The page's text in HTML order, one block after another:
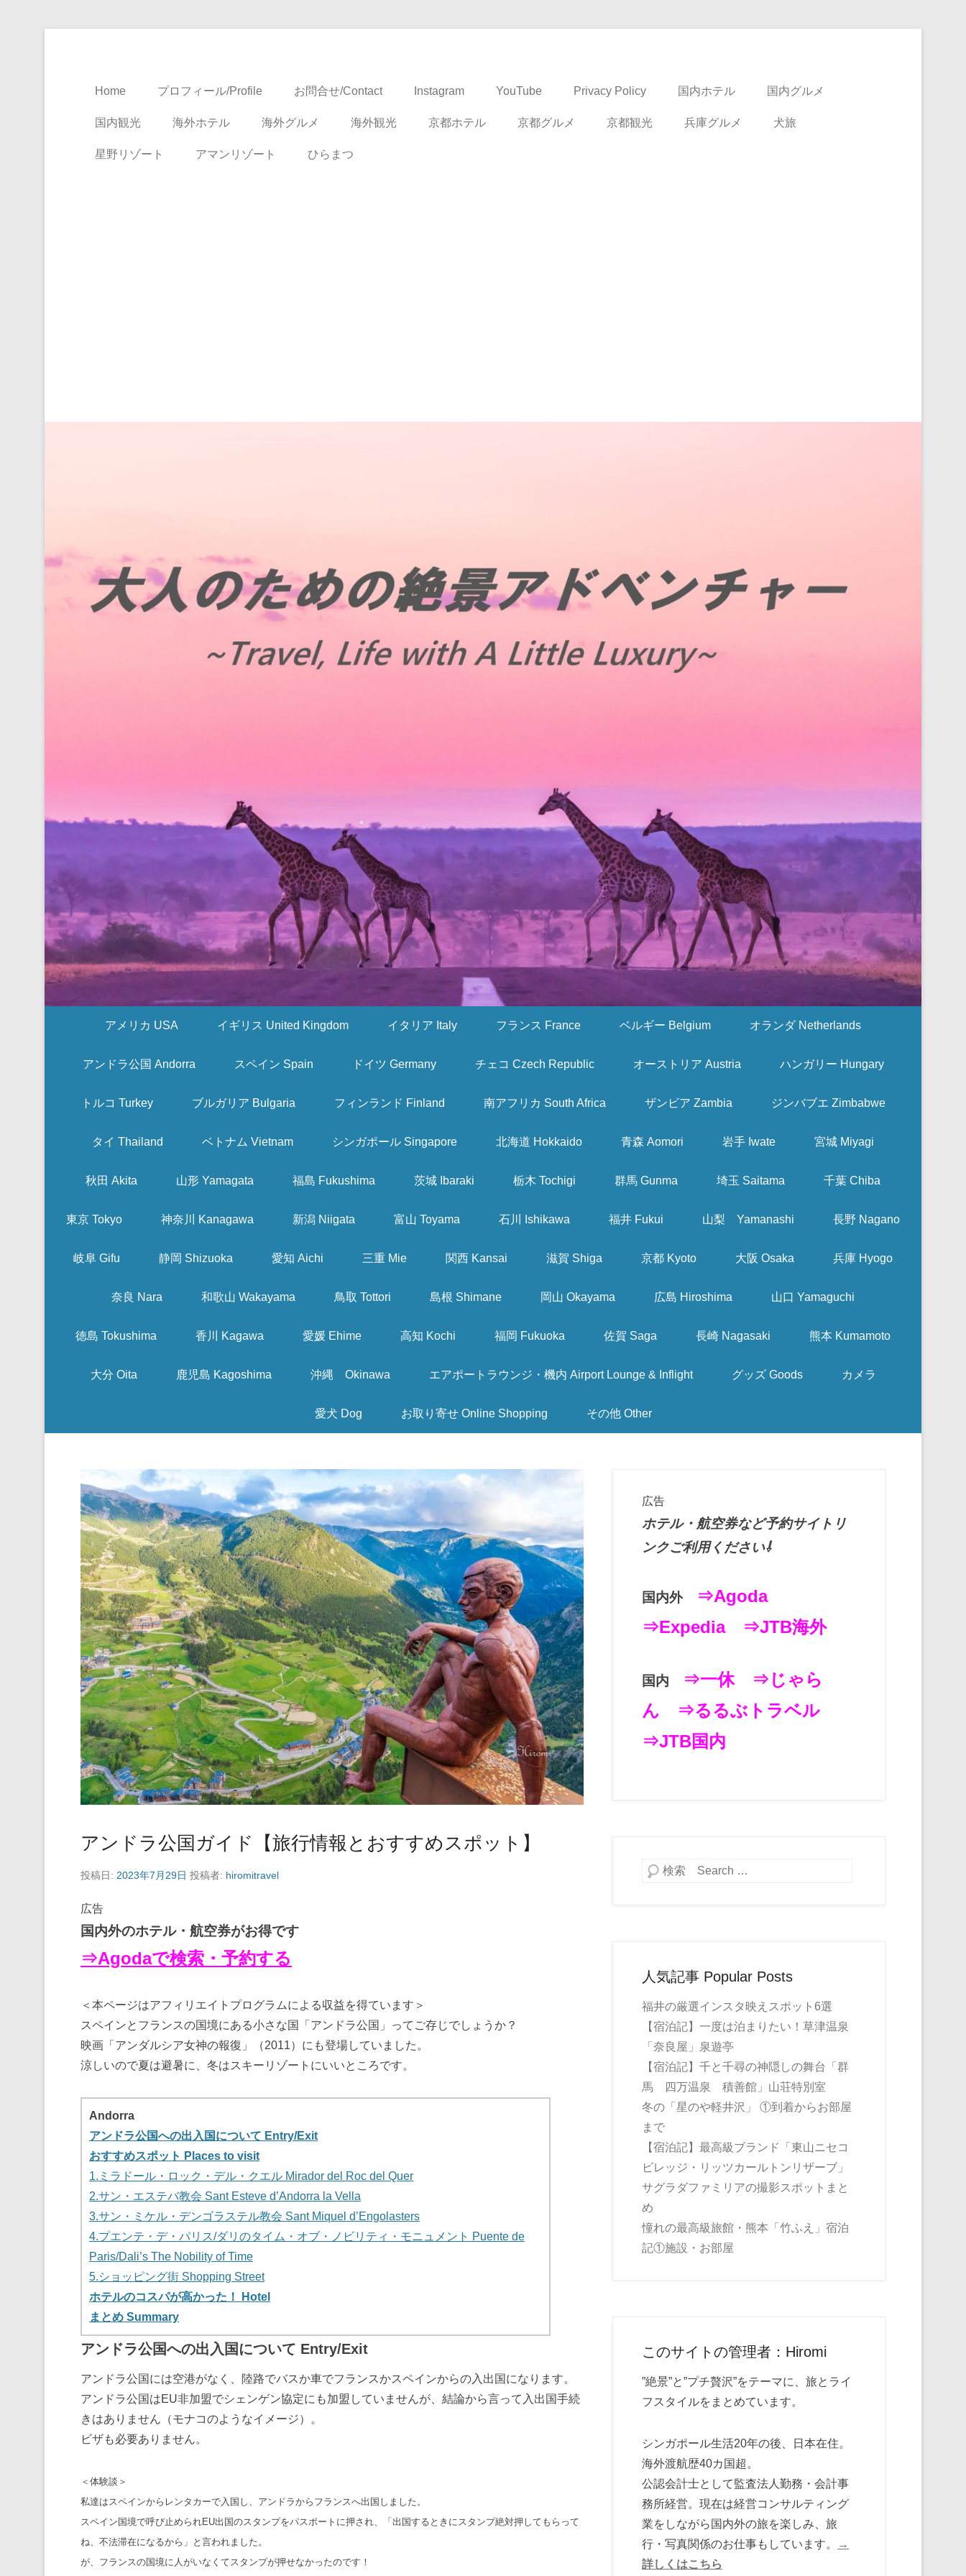
Home プロフィール/Profile お問合せ/Contact Instagram YouTube Privacy Policy 国内ホテル 国内グルメ
国内観光 海外ホテル 海外グルメ 海外観光 京都ホテル 京都グルメ 京都観光 兵庫グルメ 犬旅
星野リゾート アマンリゾート ひらまつ
アメリカ USA イギリス United Kingdom イタリア Italy フランス France ベルギー Belgium オランダ Netherlands
アンドラ公国 Andorra スペイン Spain ドイツ Germany チェコ Czech Republic オーストリア Austria ハンガリー Hungary
トルコ Turkey ブルガリア Bulgaria フィンランド Finland 南アフリカ South Africa ザンビア Zambia ジンバブエ Zimbabwe
タイ Thailand ベトナム Vietnam シンガポール Singapore 北海道 Hokkaido 青森 Aomori 岩手 Iwate 宮城 Miyagi
秋田 Akita 山形 Yamagata 福島 Fukushima 茨城 Ibaraki 栃木 Tochigi 群馬 Gunma 埼玉 Saitama 千葉 Chiba
東京 Tokyo 神奈川 Kanagawa 新潟 Niigata 富山 Toyama 石川 Ishikawa 福井 Fukui 山梨 Yamanashi 長野 Nagano
岐阜 Gifu 静岡 Shizuoka 愛知 Aichi 三重 Mie 関西 Kansai 滋賀 Shiga 京都 Kyoto 大阪 Osaka 兵庫 Hyogo
奈良 Nara 和歌山 Wakayama 鳥取 Tottori 島根 Shimane 岡山 Okayama 広島 Hiroshima 山口 Yamaguchi
徳島 Tokushima 香川 Kagawa 愛媛 Ehime 高知 Kochi 福岡 Fukuoka 佐賀 Saga 長崎 Nagasaki 熊本 Kumamoto
大分 Oita 鹿児島 Kagoshima 沖縄 Okinawa エアポートラウンジ・機内 Airport Lounge & Inflight グッズ Goods カメラ
愛犬 Dog お取り寄せ Online Shopping その他 Other
アンドラ公国ガイド【旅行情報とおすすめスポット】
投稿日: 2023年7月29日 投稿者: hiromitravel
広告
国内外のホテル・航空券がお得です
⇒Agodaで検索・予約する
＜本ページはアフィリエイトプログラムによる収益を得ています＞
スペインとフランスの国境にある小さな国「アンドラ公国」ってご存じでしょうか？
映画「アンダルシア女神の報復」（2011）にも登場していました。
涼しいので夏は避暑に、冬はスキーリゾートにいいところです。
Andorra
アンドラ公国への出入国について Entry/Exit
おすすめスポット Places to visit
1.ミラドール・ロック・デル・クエル Mirador del Roc del Quer
2.サン・エステバ教会 Sant Esteve d’Andorra la Vella
3.サン・ミケル・デンゴラステル教会 Sant Miquel d’Engolasters
4.プエンテ・デ・パリス/ダリのタイム・オブ・ノビリティ・モニュメント Puente de
Paris/Dali’s The Nobility of Time
5.ショッピング街 Shopping Street
ホテルのコスパが高かった！ Hotel
まとめ Summary
アンドラ公国への出入国について Entry/Exit
アンドラ公国には空港がなく、陸路でバスか車でフランスかスペインからの入出国になります。
アンドラ公国はEU非加盟でシェンゲン協定にも加盟していませんが、結論から言って入出国手続
きはありません（モナコのようなイメージ）。
ビザも必要ありません。
＜体験談＞
私達はスペインからレンタカーで入国し、アンドラからフランスへ出国しました。
スペイン国境で呼び止められEU出国のスタンプをパスポートに押され、「出国するときにスタンプ絶対押してもらって
ね、不法滞在になるから」と言われました。
が、フランスの国境に人がいなくてスタンプが押せなかったのです！
広告
ホテル・航空券など予約サイトリ
ンクご利用ください⇩
国内外
⇒Agoda
⇒Expedia
⇒JTB海外
国内 ⇒一休
⇒じゃら
ん
⇒るるぶトラベル
⇒JTB国内
検索
人気記事 Popular Posts
福井の厳選インスタ映えスポット6選
【宿泊記】一度は泊まりたい！草津温泉
「奈良屋」泉遊亭
【宿泊記】千と千尋の神隠しの舞台「群
馬 四万温泉 積善館」山荘特別室
冬の「星のや軽井沢」 ①到着からお部屋
まで
【宿泊記】最高級ブランド「東山ニセコ
ビレッジ・リッツカールトンリザーブ」
サグラダファミリアの撮影スポットまと
め
憧れの最高級旅館・熊本「竹ふえ」宿泊
記①施設・お部屋
このサイトの管理者：Hiromi
”絶景”と”プチ贅沢”をテーマに、旅とライ
フスタイルをまとめています。
シンガポール生活20年の後、日本在住。
海外渡航歴40カ国超。
公認会計士として監査法人勤務・会計事
務所経営。現在は経営コンサルティング
業をしながら国内外の旅を楽しみ、旅
行・写真関係のお仕事もしています。
→
詳しくはこちら